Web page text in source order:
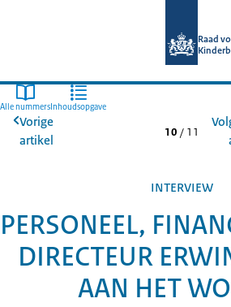
Raad
Alle nummers Inhoudsopgave
Vorige
artikel
10 / 11
INTERVIEW
PERSONEEL,
DIRECTEUR
AAN HET